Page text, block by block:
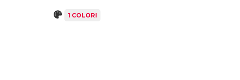
1 COLORI